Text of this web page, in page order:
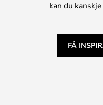
kan du
FÅ